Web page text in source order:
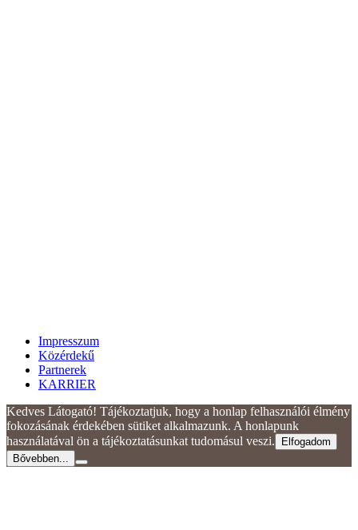
Impresszum
Közérdekű
Partnerek
KARRIER
Kedves Látogató! Tájékoztatjuk, hogy a honlap felhasználói élmény
fokozásának érdekében sütiket alkalmazunk. A honlapunk
használatával ön a tájékoztatásunkat tudomásul veszi.
Elfogadom
Bővebben...